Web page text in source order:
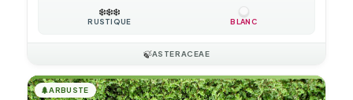
❄️❄️❄️
RUSTIQUE BLANC
🍃ASTERACEAE
🌲ARBUSTE